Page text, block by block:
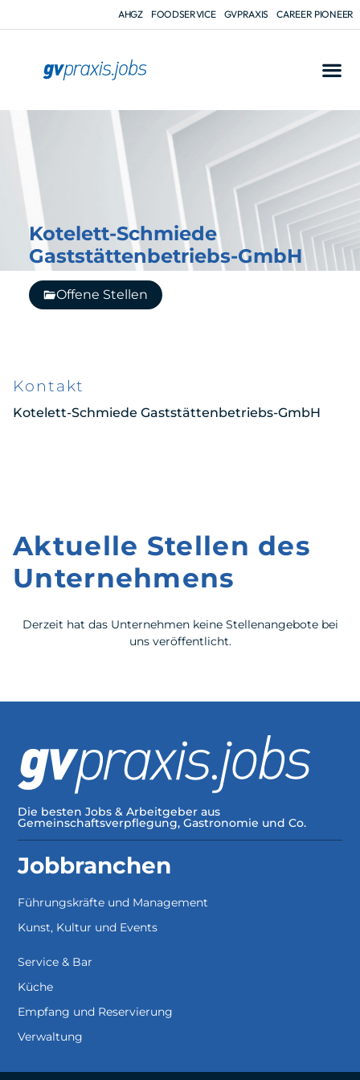
AHGZ FOODSERVICE GVPRAXIS CAREER PIONEER
Kotelett-Schmiede
Gaststättenbetriebs-GmbH
Offene Stellen
Kontakt
Kotelett-Schmiede Gaststättenbetriebs-GmbH
Aktuelle Stellen des
Unternehmens
Derzeit hat das Unternehmen keine Stellenangebote bei
uns veröffentlicht.
Die besten Jobs & Arbeitgeber aus
Gemeinschaftsverpflegung, Gastronomie und Co.
Jobbranchen
Führungskräfte und Management
Kunst, Kultur und Events
Service & Bar
Küche
Empfang und Reservierung
Verwaltung